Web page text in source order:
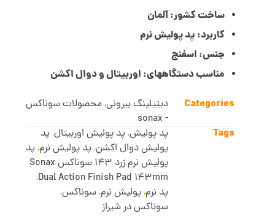
امتیازدهیساخت کشور: آلمان
کاربرد: پد پولیش نرم
جنس: اسفنج
مناسب دستگاههای: اوربیتال و دوال اکشن
Categories
دیتیلینگ بیرونی,محصولات سوناکس
- sonax
Tags پد پولیش,پد پولیش اوربیتال,پد
پولیش دوال اکشن,پد پولیش نرم,پد
پولیش نرم زرد 143 سوناکس Sonax
Dual Action Finish Pad 143mm
,
پد نرم,پولیش نرم,سوناکس,
سوناکس در شیراز